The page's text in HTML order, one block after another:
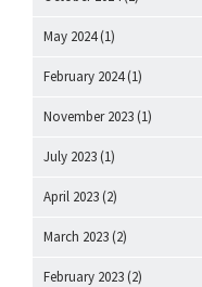
May 2024(1)
February 2024(1)
November 2023 (1)
July 2023 (1)
April 2023 (2)
March 2023 (2)
February 2023 (2)